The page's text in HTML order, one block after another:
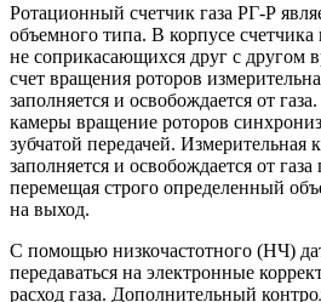
Ротационный счетчик газа РГ-Р
объемного типа. В корпусе счетчика
не соприкасающихся друг с другом
счет вращения роторов
заполняется и освобождается от
камеры вращение роторов
зубчатой передачей. Измерительная
заполняется и освобождается от
перемещая строго определенный
на выход.
С помощью низкочастотного (НЧ)
передаваться на электронные
расход газа. Дополнительный